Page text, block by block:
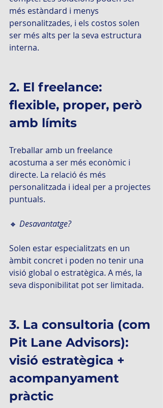
més estàndard i menys
personalitzades, i els costos solen
ser més alts per la seva estructura
interna.
2. El freelance:
flexible, proper, però
amb límits
Treballar amb un freelance
acostuma a ser més econòmic i
directe. La relació és més
personalitzada i ideal per a projectes
puntuals.
🔸 Desavantatge?
Solen estar especialitzats en un
àmbit concret i poden no tenir una
visió global o estratègica. A més, la
seva disponibilitat pot ser limitada.
3. La consultoria (com
Pit Lane Advisors):
visió estratègica +
acompanyament
pràctic